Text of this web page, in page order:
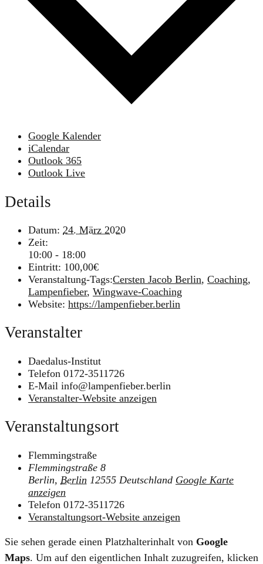
Google Kalender
iCalendar
Outlook 365
Outlook Live
Details
Datum: 24. März 2020
Zeit:
10:00 - 18:00
Eintritt: 100,00€
Veranstaltung-Tags:Cersten Jacob Berlin, Coaching,
Lampenfieber, Wingwave-Coaching
Website: https://lampenfieber.berlin
Veranstalter
Daedalus-Institut
Telefon 0172-3511726
E-Mail info@lampenfieber.berlin
Veranstalter-Website anzeigen
Veranstaltungsort
Flemmingstraße
Flemmingstraße 8
Berlin, Berlin 12555 Deutschland Google Karte
anzeigen
Telefon 0172-3511726
Veranstaltungsort-Website anzeigen
Sie sehen gerade einen Platzhalterinhalt von Google
Maps. Um auf den eigentlichen Inhalt zuzugreifen, klicken